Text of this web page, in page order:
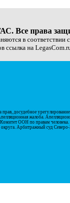
Все права
в соответствии
ссылка на
прав, досудебное
жалоба.
Комитет ООН по правам
Арбитражный суд